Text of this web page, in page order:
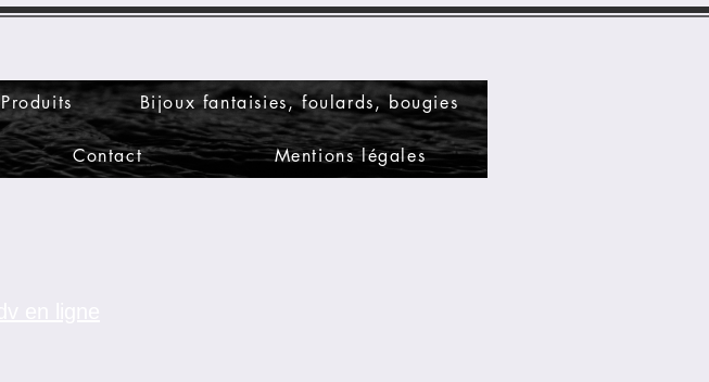
Produits Bijoux fantaisies, foulards, bougies
Contact Mentions légales